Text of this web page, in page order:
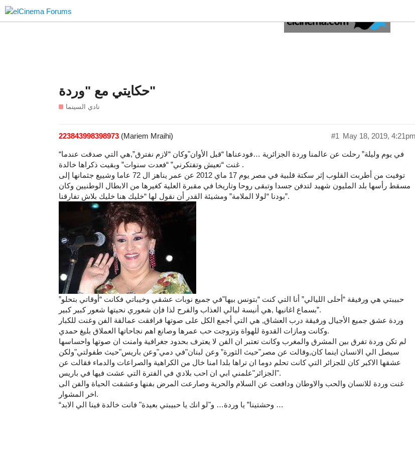
حكايتي مع "وردة"
نادي السينما
223843998398973 (Mariem Mraihi) May 18, 2019, 4:21pm
#1
“في يوم وليلة” رحلت عن عالمنا وردة الجزائرية …فودعناها “قبل الأوان"وكان “لازم نفترق”,هي التي صدقت عندما
غنت “تعيش وتفتكرني” “فعدت سنوات” وبقيت ذكراها خالدة .
توفيت من أطربت القلوب إثر سكتة قلبية في مصر يوم 17 ماي 2012 عن عمر يناهز ال 72 عاما وشييع جثمانها إلى
مسقط رأسها بلد المليون شهيد لتدفن جسدا وتبقى روحا وتاريخا في مقبرة العلية كغيرها من الابطال الوطنيين وكان
بودنا “لولا الملامة” ومشيئة القدر أن نقول لها “خليك هنا خليك بلاش تفارقنا”.
حبيبتي هي ورفيقة “أحلى الليالي” أنا التي كنت “بتونس بيها"في جميع نوبات عشقي وخيباتي فكانت “أوقاتي بتحلو”
بسماع اغانيها ,هي أنيسة ليالي العذاب والفرح لذا فإن شعوري نحيتها شعور كبير كبير”.
وردة عشق جميع الأجيال ورفيقة درب العشاق, هي التي أجمع الكل على صوتها فرافقت عمالقة الفن وغنت للكبار
وكانت ومازات القدوة للهواة وتزوجت حب عمرها وصانع اهم نجاحاتها العملاق بليغ حمدي.
لم تكن وردة تفرق بين المشرق والمغرب وكانت تعتبر ان الفن لا يعترف بحدود جغرافية وامنت ان صوتها واحساسها
سيصل الي الانسان اينما كان,وقالت عن مصر"حيث الثورة” وعن لبنان"في دمي"وعن باريس"حيث طفولتي"ولكن
عشقها الاكبر كان للجزائر التي كانت تحلم دوما ان تراها بلدا امنا خال من الكراهية والصراعات والدماء فقالت عن
الجزائر"علمني ابي ان احب بلادي في الفترة التي عشت فيها في باريس".
غنت وردة للانسان والحب والاوطان ودافعت عن السلام والحرية وصارعت المرض بفنها وعشقت الحياة والفن الى
اخر المشوار.
“وحشتينا” يا وردة… و"لو انك يا حبيبتي بعيدة" فانت خالدة فينا الي الابد …